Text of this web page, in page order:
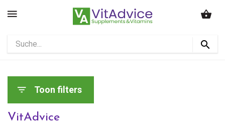
Toon filters
VitAdvice